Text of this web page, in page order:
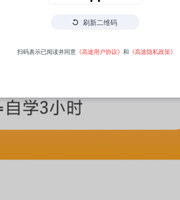
刷新二维码
扫码表示已阅读并同意 《高途用户协议》 和 《高途隐私政策》